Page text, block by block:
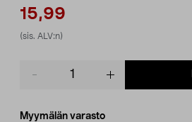
15,99
(sis. ALV:n)
Myymälän varasto